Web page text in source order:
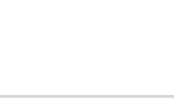
思います。施設全体に流